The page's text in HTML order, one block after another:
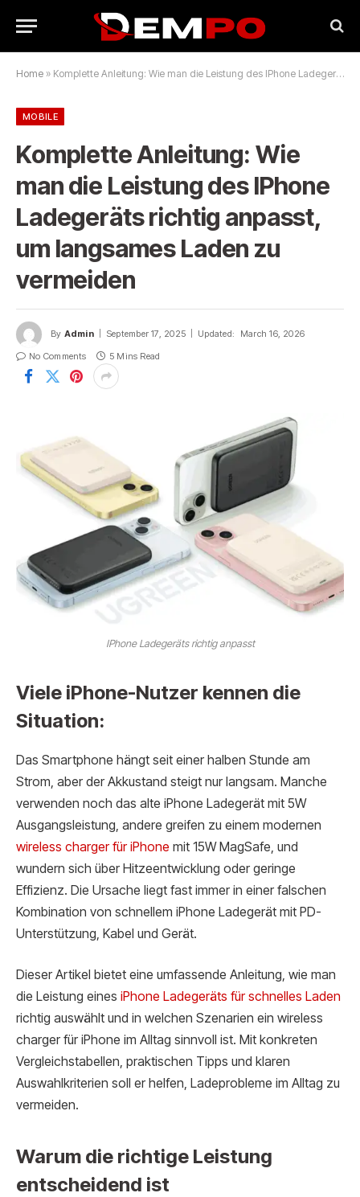
Home » Komplette Anleitung: Wie man die Leistung des IPhone Ladegeräts richtig anpasst, um langsames Laden zu vermeiden
MOBILE
Komplette Anleitung: Wie
man die Leistung des IPhone
Ladegeräts richtig anpasst,
um langsames Laden zu
vermeiden
By Admin September 17, 2025 Updated:
March 16, 2026
No Comments
5 Mins Read
IPhone Ladegeräts richtig anpasst
Viele iPhone-Nutzer kennen die
Situation:
Das Smartphone hängt seit einer halben Stunde am
Strom, aber der Akkustand steigt nur langsam. Manche
verwenden noch das alte iPhone Ladegerät mit 5W
Ausgangsleistung, andere greifen zu einem modernen
wireless charger für iPhone mit 15W MagSafe, und
wundern sich über Hitzeentwicklung oder geringe
Effizienz. Die Ursache liegt fast immer in einer falschen
Kombination von schnellem iPhone Ladegerät mit PD-
Unterstützung, Kabel und Gerät.
Dieser Artikel bietet eine umfassende Anleitung, wie man
die Leistung eines iPhone Ladegeräts für schnelles Laden
richtig auswählt und in welchen Szenarien ein wireless
charger für iPhone im Alltag sinnvoll ist. Mit konkreten
Vergleichstabellen, praktischen Tipps und klaren
Auswahlkriterien soll er helfen, Ladeprobleme im Alltag zu
vermeiden.
Warum die richtige Leistung
entscheidend ist